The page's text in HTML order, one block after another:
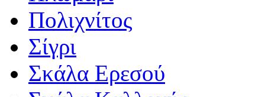
Πολιχνίτος
Σίγρι
Σκάλα Ερεσού